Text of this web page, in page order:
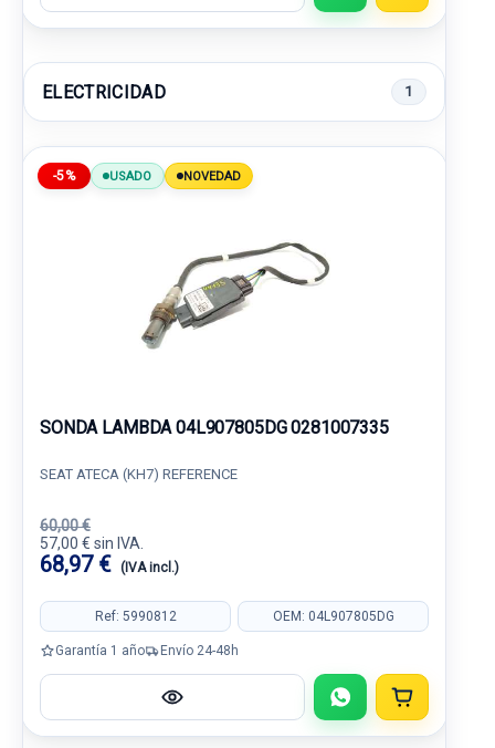
ELECTRICIDAD 1
-5% USADO NOVEDAD
SONDA LAMBDA 04L907805DG 0281007335
SEAT ATECA (KH7) REFERENCE
60,00 €
57,00 € sin IVA.
68,97 € (IVA incl.)
Ref: 5990812 OEM: 04L907805DG
Garantía 1 año Envío 24-48h